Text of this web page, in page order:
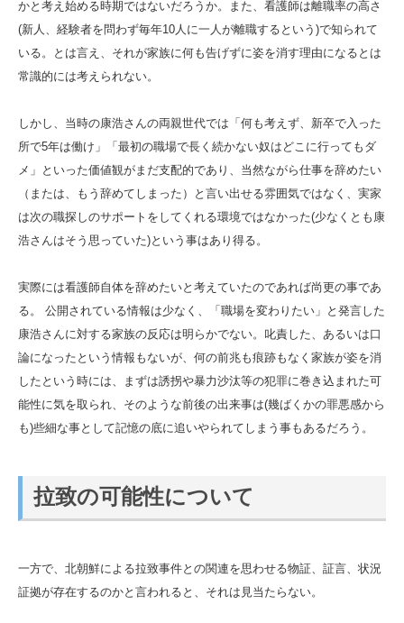
かと考え始める時期ではないだろうか。また、看護師は離職率の高さ
(新人、経験者を問わず毎年10人に一人が離職するという)で知られて
いる。とは言え、それが家族に何も告げずに姿を消す理由になるとは
常識的には考えられない。
しかし、当時の康浩さんの両親世代では「何も考えず、新卒で入った
所で5年は働け」「最初の職場で長く続かない奴はどこに行ってもダ
メ」といった価値観がまだ支配的であり、当然ながら仕事を辞めたい
（または、もう辞めてしまった）と言い出せる雰囲気ではなく、実家
は次の職探しのサポートをしてくれる環境ではなかった(少なくとも康
浩さんはそう思っていた)という事はあり得る。
実際には看護師自体を辞めたいと考えていたのであれば尚更の事であ
る。 公開されている情報は少なく、「職場を変わりたい」と発言した
康浩さんに対する家族の反応は明らかでない。叱責した、あるいは口
論になったという情報もないが、何の前兆も痕跡もなく家族が姿を消
したという時には、まずは誘拐や暴力沙汰等の犯罪に巻き込まれた可
能性に気を取られ、そのような前後の出来事は(幾ばくかの罪悪感から
も)些細な事として記憶の底に追いやられてしまう事もあるだろう。
拉致の可能性について
一方で、北朝鮮による拉致事件との関連を思わせる物証、証言、状況
証拠が存在するのかと言われると、それは見当たらない。